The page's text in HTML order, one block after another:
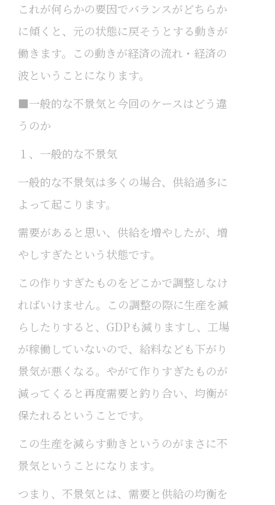
これが何らかの要因でバランスがどちらか
に傾くと、元の状態に戻そうとする動きが
働きます。この動きが経済の流れ・経済の
波ということになります。
■一般的な不景気と今回のケースはどう違
うのか
１、一般的な不景気
一般的な不景気は多くの場合、供給過多に
よって起こります。
需要があると思い、供給を増やしたが、増
やしすぎたという状態です。
この作りすぎたものをどこかで調整しなけ
ればいけません。この調整の際に生産を減
らしたりすると、GDPも減りますし、工場
が稼働していないので、給料なども下がり
景気が悪くなる。やがて作りすぎたものが
減ってくると再度需要と釣り合い、均衡が
保たれるということです。
この生産を減らす動きというのがまさに不
景気ということになります。
つまり、不景気とは、需要と供給の均衡を